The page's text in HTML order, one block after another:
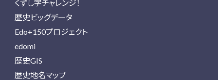
くずし字チャレンジ！
歴史ビッグデータ
Edo+150プロジェクト
edomi
歴史GIS
歴史地名マップ